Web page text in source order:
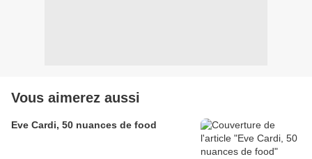
Vous aimerez aussi
Eve Cardi, 50 nuances de food